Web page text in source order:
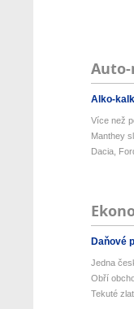
Alko-
Více než
Manthey
Dacia,
Daňové
Jedna
Obří
Tekuté